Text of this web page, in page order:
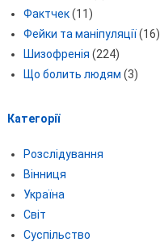
Фактчек(11)
Фейки та маніпуляції(16)
Шизофренія (224)
Що болить людям (3)
Категорії
Розслідування
Вінниця
Україна
Світ
Суспільство